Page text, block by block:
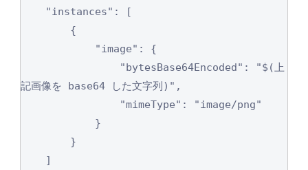
記画像を base64 した文字列)",